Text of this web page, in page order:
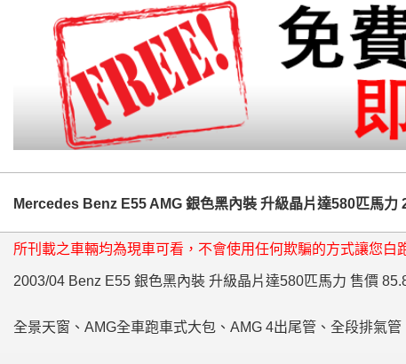
Mercedes Benz E55 AMG 銀色黑內裝 升級晶片達580匹馬力
所刊載之車輛均為現車可看，不會使用任何欺騙的方式讓您白
2003/04 Benz E55 銀色黑內裝 升級晶片達580匹馬力 售價
全景天窗、 AMG全車跑車式大包、AMG 4出尾管、全段排氣